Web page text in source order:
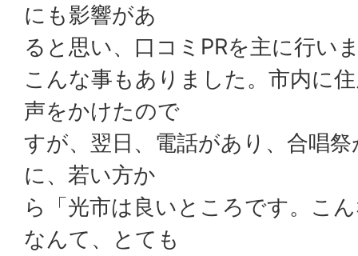
にも影響があ
ると思い、口コミPRを主に行い
こんな事もありました。市内に
声をかけたので
すが、翌日、電話があり、合唱
に、若い方か
ら「光市は良いところです。こ
なんて、とても